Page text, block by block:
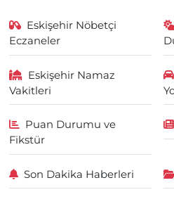
Eskişehir Nöbetçi
Eczaneler
Eskişehir Namaz
Vakitleri
Puan Durumu ve
Fikstür
Son Dakika Haberleri